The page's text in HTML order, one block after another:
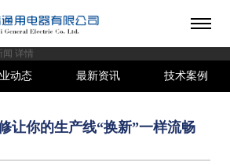
闻 详情
动态 最新资讯 技术案例
让你的生产线“换新”一样流畅